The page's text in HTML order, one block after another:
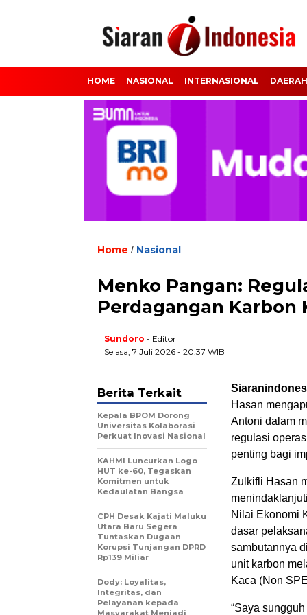
HOME NASIONAL INTERNASIONAL DAERAH
Home / Nasional
Menko Pangan:
Perdagangan Karbon
Sundoro - Editor
Selasa, 7 Juli 2026 - 20:37 WIB
Hasan
Antoni dalam
regulasi
penting bagi
Zulkifli Hasan
Nilai Ekonomi
dasar
sambutannya
unit karbon
Kaca (Non
“Saya
Berita Terkait
Kepala BPOM Dorong
Universitas Kolaborasi
Perkuat Inovasi Nasional
KAHMI Luncurkan Logo
HUT ke-60, Tegaskan
Komitmen untuk
Kedaulatan Bangsa
CPH Desak Kajati Maluku
Utara Baru Segera
Tuntaskan Dugaan
Korupsi Tunjangan DPRD
Rp139 Miliar
Dody: Loyalitas,
Integritas, dan
Pelayanan kepada